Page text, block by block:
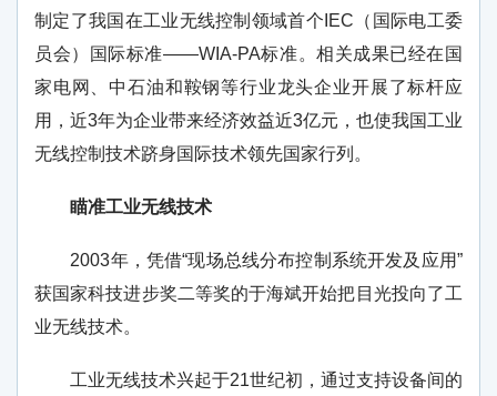
制定了我国在工业无线控制领域首个IEC（国际电工委
员会）国际标准——WIA-PA标准。相关成果已经在国
家电网、中石油和鞍钢等行业龙头企业开展了标杆应
用，近3年为企业带来经济效益近3亿元，也使我国工业
无线控制技术跻身国际技术领先国家行列。
瞄准工业无线技术
2003年，凭借“现场总线分布控制系统开发及应用”
获国家科技进步奖二等奖的于海斌开始把目光投向了工
业无线技术。
工业无线技术兴起于21世纪初，通过支持设备间的